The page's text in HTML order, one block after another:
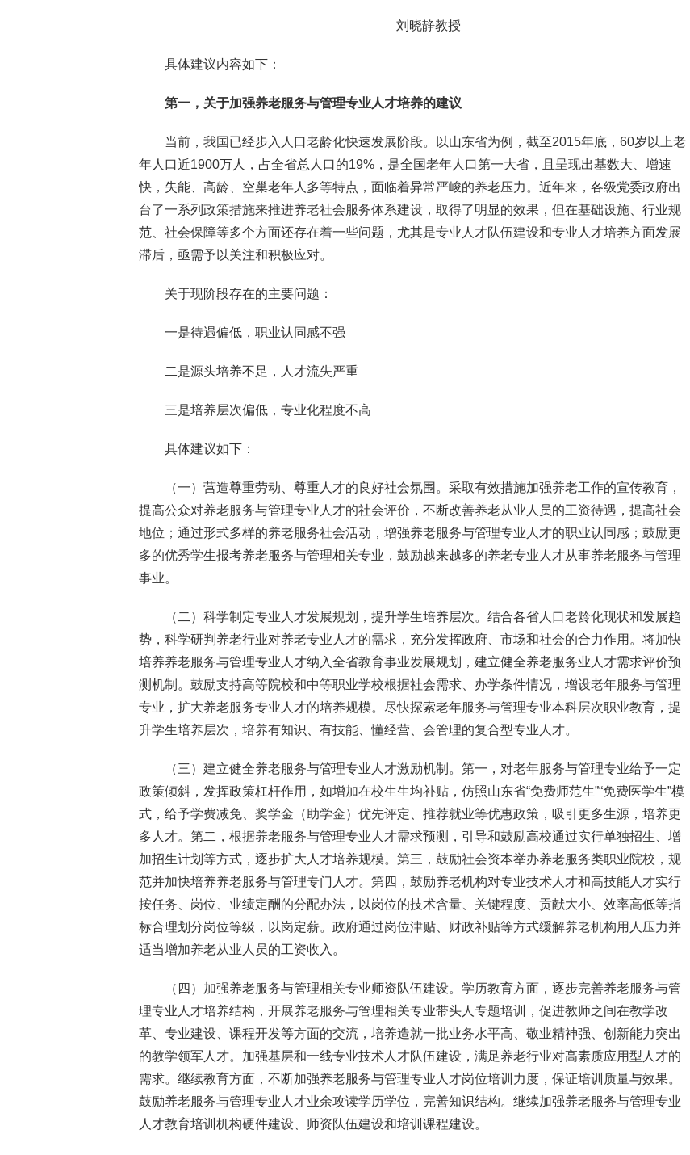
刘晓静教授
具体建议内容如下：
第一，关于加强养老服务与管理专业人才培养的建议
当前，我国已经步入人口老龄化快速发展阶段。以山东省为例，截至2015年底，60岁以上老
年人口近1900万人，占全省总人口的19%，是全国老年人口第一大省，且呈现出基数大、增速
快，失能、高龄、空巢老年人多等特点，面临着异常严峻的养老压力。近年来，各级党委政府出
台了一系列政策措施来推进养老社会服务体系建设，取得了明显的效果，但在基础设施、行业规
范、社会保障等多个方面还存在着一些问题，尤其是专业人才队伍建设和专业人才培养方面发展
滞后，亟需予以关注和积极应对。
关于现阶段存在的主要问题：
一是待遇偏低，职业认同感不强
二是源头培养不足，人才流失严重
三是培养层次偏低，专业化程度不高
具体建议如下：
（一）营造尊重劳动、尊重人才的良好社会氛围。采取有效措施加强养老工作的宣传教育，
提高公众对养老服务与管理专业人才的社会评价，不断改善养老从业人员的工资待遇，提高社会
地位；通过形式多样的养老服务社会活动，增强养老服务与管理专业人才的职业认同感；鼓励更
多的优秀学生报考养老服务与管理相关专业，鼓励越来越多的养老专业人才从事养老服务与管理
事业。
（二）科学制定专业人才发展规划，提升学生培养层次。结合各省人口老龄化现状和发展趋
势，科学研判养老行业对养老专业人才的需求，充分发挥政府、市场和社会的合力作用。将加快
培养养老服务与管理专业人才纳入全省教育事业发展规划，建立健全养老服务业人才需求评价预
测机制。鼓励支持高等院校和中等职业学校根据社会需求、办学条件情况，增设老年服务与管理
专业，扩大养老服务专业人才的培养规模。尽快探索老年服务与管理专业本科层次职业教育，提
升学生培养层次，培养有知识、有技能、懂经营、会管理的复合型专业人才。
（三）建立健全养老服务与管理专业人才激励机制。第一，对老年服务与管理专业给予一定
政策倾斜，发挥政策杠杆作用，如增加在校生生均补贴，仿照山东省“免费师范生”“免费医学生”模
式，给予学费减免、奖学金（助学金）优先评定、推荐就业等优惠政策，吸引更多生源，培养更
多人才。第二，根据养老服务与管理专业人才需求预测，引导和鼓励高校通过实行单独招生、增
加招生计划等方式，逐步扩大人才培养规模。第三，鼓励社会资本举办养老服务类职业院校，规
范并加快培养养老服务与管理专门人才。第四，鼓励养老机构对专业技术人才和高技能人才实行
按任务、岗位、业绩定酬的分配办法，以岗位的技术含量、关键程度、贡献大小、效率高低等指
标合理划分岗位等级，以岗定薪。政府通过岗位津贴、财政补贴等方式缓解养老机构用人压力并
适当增加养老从业人员的工资收入。
（四）加强养老服务与管理相关专业师资队伍建设。学历教育方面，逐步完善养老服务与管
理专业人才培养结构，开展养老服务与管理相关专业带头人专题培训，促进教师之间在教学改
革、专业建设、课程开发等方面的交流，培养造就一批业务水平高、敬业精神强、创新能力突出
的教学领军人才。加强基层和一线专业技术人才队伍建设，满足养老行业对高素质应用型人才的
需求。继续教育方面，不断加强养老服务与管理专业人才岗位培训力度，保证培训质量与效果。
鼓励养老服务与管理专业人才业余攻读学历学位，完善知识结构。继续加强养老服务与管理专业
人才教育培训机构硬件建设、师资队伍建设和培训课程建设。